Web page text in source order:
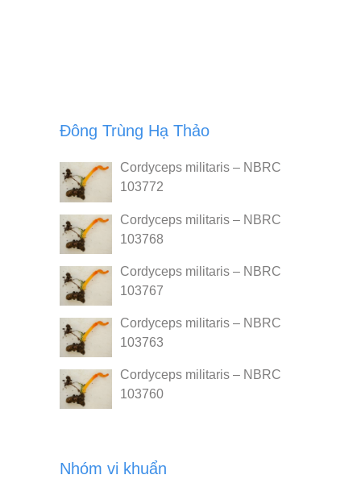
Đông Trùng Hạ Thảo
Cordyceps militaris – NBRC
103772
Cordyceps militaris – NBRC
103768
Cordyceps militaris – NBRC
103767
Cordyceps militaris – NBRC
103763
Cordyceps militaris – NBRC
103760
Nhóm vi khuẩn